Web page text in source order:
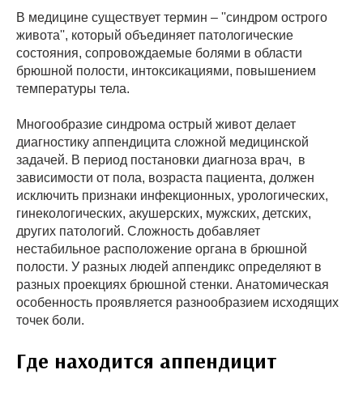
В медицине существует термин – ''синдром острого
живота'', который объединяет патологические
состояния, сопровождаемые болями в области
брюшной полости, интоксикациями, повышением
температуры тела.
Многообразие синдрома острый живот делает
диагностику аппендицита сложной медицинской
задачей. В период постановки диагноза врач, в
зависимости от пола, возраста пациента, должен
исключить признаки инфекционных, урологических,
гинекологических, акушерских, мужских, детских,
других патологий. Сложность добавляет
нестабильное расположение органа в брюшной
полости. У разных людей аппендикс определяют в
разных проекциях брюшной стенки. Анатомическая
особенность проявляется разнообразием исходящих
точек боли.
Где находится аппендицит